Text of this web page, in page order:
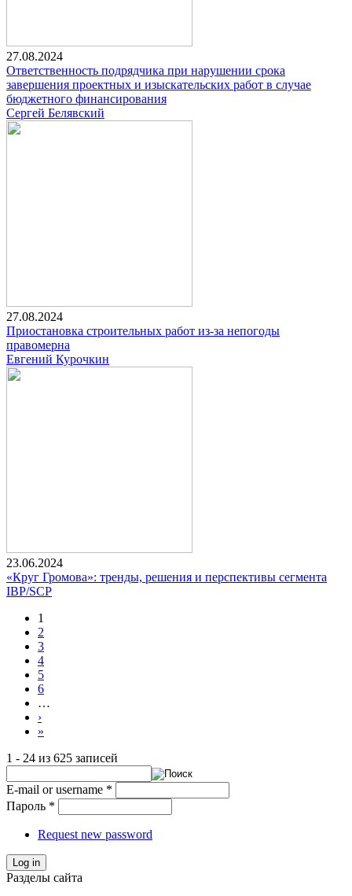
27.08.2024
Ответственность подрядчика при нарушении срока
завершения проектных и изыскательских работ в случае
бюджетного финансирования
Сергей Белявский
27.08.2024
Приостановка строительных работ из-за непогоды
правомерна
Евгений Курочкин
23.06.2024
«Круг Громова»: тренды, решения и перспективы сегмента
IBP/SCP
1
2
3
4
5
6
…
›
»
1 - 24 из 625 записей
E-mail or username *
Пароль *
Request new password
Log in
Разделы сайта